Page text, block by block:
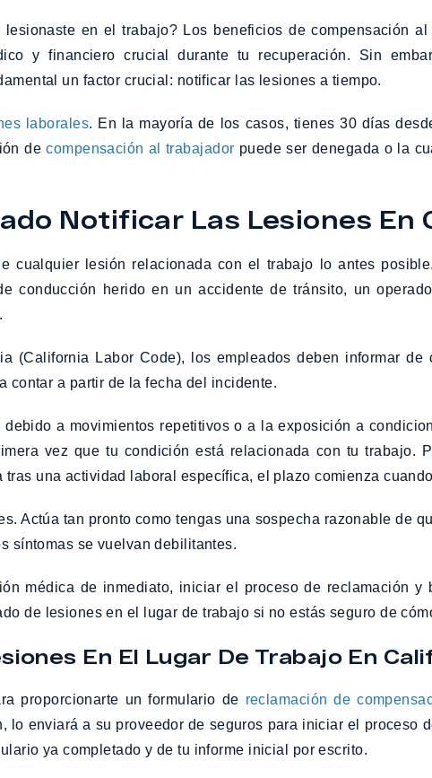
lesionaste en el trabajo? Los beneficios de compensación
y financiero crucial durante tu recuperación. Sin
un factor crucial: notificar las lesiones a tiempo.
laborales. En la mayoría de los casos, tienes 30 días
decompensación al trabajador puede ser denegada o la
Notificar Las Lesiones En
cualquier lesión relacionada con el trabajo lo antes
conducción herido en un accidente de tránsito, un
(California Labor Code), los empleados deben informar
contar a partir de la fecha del incidente.
a movimientos repetitivos o a la exposición a
vez que tu condición está relacionada con tu trabajo.
tras una actividad laboral específica, el plazo comienza
Actúa tan pronto como tengas una sospecha razonable de
síntomas se vuelvan debilitantes.
médica de inmediato, iniciar el proceso de reclamación y
de lesiones en el lugar de trabajo si no estás seguro de
En El Lugar De Trabajo En
proporcionarte un formulario de reclamación de
lo enviará a su proveedor de seguros para iniciar el proceso
ya completado y de tu informe inicial por escrito.